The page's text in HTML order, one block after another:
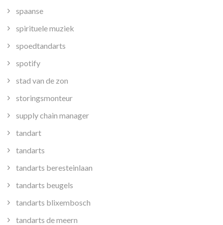
spaanse
spirituele muziek
spoedtandarts
spotify
stad van de zon
storingsmonteur
supply chain manager
tandart
tandarts
tandarts beresteinlaan
tandarts beugels
tandarts blixembosch
tandarts de meern